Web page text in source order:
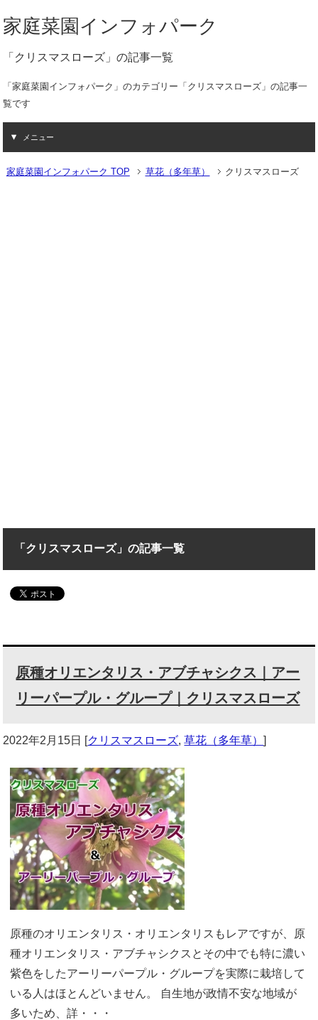
家庭菜園インフォパーク
「クリスマスローズ」の記事一覧
「家庭菜園インフォパーク」のカテゴリー「クリスマスローズ」の記事一
覧です
メニュー
家庭菜園インフォパーク TOP 草花（多年草） クリスマスローズ
「クリスマスローズ」の記事一覧
原種オリエンタリス・アブチャシクス｜アー
リーパープル・グループ｜クリスマスローズ
2022年2月15日 [クリスマスローズ,草花（多年草）]
原種のオリエンタリス・オリエンタリスもレアですが、原
種オリエンタリス・アブチャシクスとその中でも特に濃い
紫色をしたアーリーパープル・グループを実際に栽培して
いる人はほとんどいません。 自生地が政情不安な地域が
多いため、詳・・・